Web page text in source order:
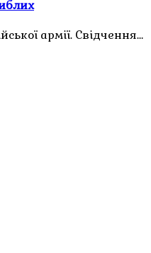
армії. Свідчення…